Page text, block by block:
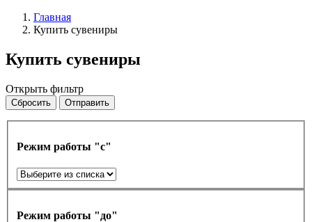
Главная
Купить сувениры
Купить сувениры
Открыть фильтр
Сбросить Отправить
Режим работы "с"
Режим работы "до"